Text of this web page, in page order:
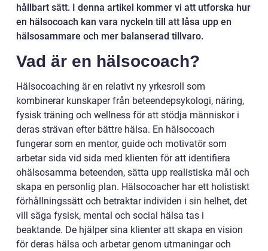
hållbart sätt. I denna artikel kommer vi att utforska hur
en hälsocoach kan vara nyckeln till att låsa upp en
hälsosammare och mer balanserad tillvaro.
Vad är en hälsocoach?
Hälsocoaching är en relativt ny yrkesroll som
kombinerar kunskaper från beteendepsykologi, näring,
fysisk träning och wellness för att stödja människor i
deras strävan efter bättre hälsa. En hälsocoach
fungerar som en mentor, guide och motivatör som
arbetar sida vid sida med klienten för att identifiera
ohälsosamma beteenden, sätta upp realistiska mål och
skapa en personlig plan. Hälsocoacher har ett holistiskt
förhållningssätt och betraktar individen i sin helhet, det
vill säga fysisk, mental och social hälsa tas i
beaktande. De hjälper sina klienter att skapa en vision
för deras hälsa och arbetar genom utmaningar och